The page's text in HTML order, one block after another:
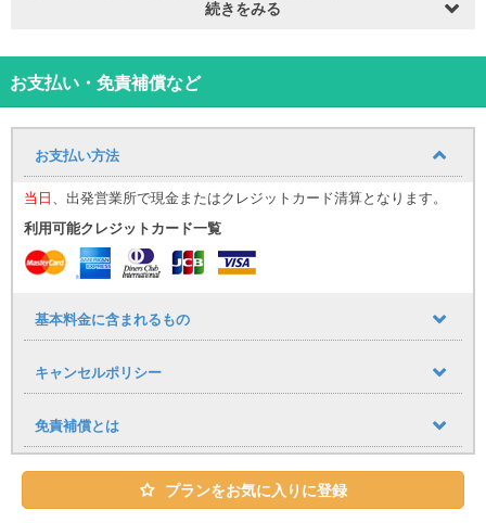
ン」 。若々しく、ダイナックで都会的。 ｢マカン｣の特徴でありSUV
ツカーらしいルックスを引き立てるだけでなく、卓越した走行性能
に重要な役割を担っている。 ワイドなリアタイヤがトラクションと
安定性の向上をもたらし、リアより細いフロントタイヤにより スポ
在。 日頃味わえないデラックスな沖縄冒険の相棒に！
続きをみる
お支払い・免責補償など
お支払い方法
当日、出発営業所で現金またはクレジットカード清算となります。
利用可能クレジットカード一覧
基本料金に含まれるもの
キャンセルポリシー
免責補償とは
プランをお気に入りに登録